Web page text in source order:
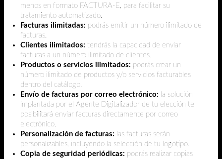
menos en formato FACTURA-E, para facilitar su
tratamiento automatizado.
Facturas ilimitadas: podrás emitir un número ilimitado de
facturas.
Clientes ilimitados: tendrás la capacidad de enviar
facturas a un número ilimitado de clientes.
Productos o servicios ilimitados: podrás crear un
número ilimitado de productos y/o servicios facturables
dentro del catálogo.
Envío de facturas por correo electrónico: la solución
implantada por el Agente Digitalizador de tu elección te
posibilitará enviar facturas directamente por correo
electrónico.
Personalización de facturas: las facturas serán
personalizables, incluyendo la selección de tu logotipo.
Copia de seguridad periódicas: podrás realizar copias